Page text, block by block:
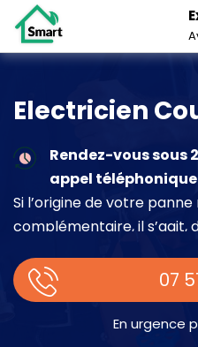
Electricien
Rendez-vous sous
appel téléphonique
Si l’origine de votre
complémentaire, il s’agit,
place.
07
En urgence